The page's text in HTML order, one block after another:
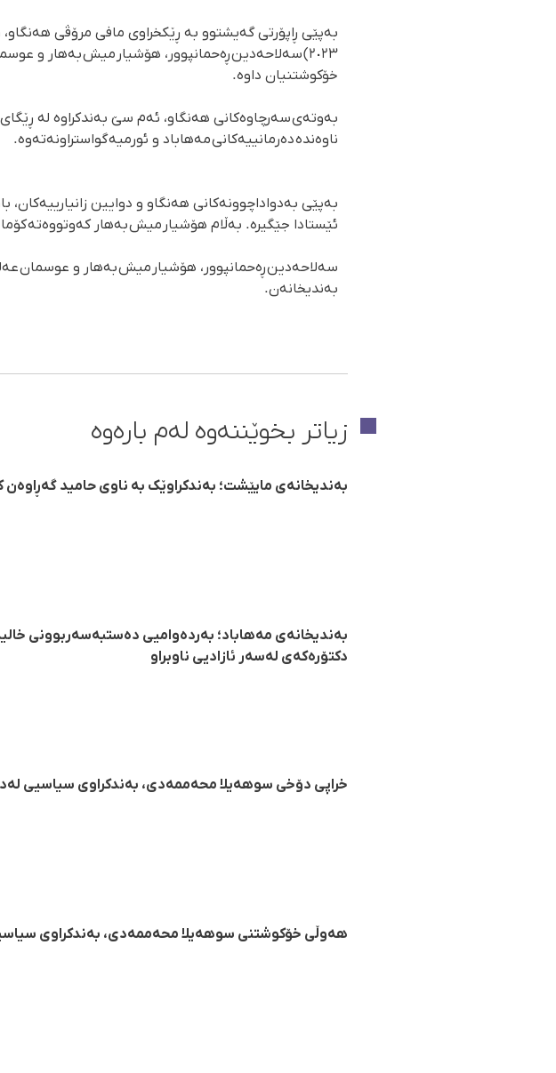
٢٠٢٣) سەلاحەدین ڕەحمانپوور، هۆشیار میش بەهار و
خۆکوشتنیان داوە.
بەوتەی سەرچاوەکانی هەنگاو، ئەم سێ بەندکراوە لە
ناوەندە دەرمانییەکانی مەهاباد و ئورمیە گواستراونەتەوە.
بەپێی بەدواداچوونەکانی هەنگاو و دوایین
ئێستادا جێگیرە. بەڵام هۆشیار میش بەهار کەوتووەتە
سەلاحەدین ڕەحمانپوور، هۆشیار میش بەهار و عوسمان
بەندیخانەن.
زیاتر بخوێننەوە لەم بارەوە
بەندیخانەی مایێشت؛ بەندکراوێک بە ناوی حامید گەڕاوەن
بەندیخانەی مەهاباد؛ بەردەوامیی دەستبەسەربوونی
دکتۆرەکەی لەسەر ئازادیی ناوبراو
خراپی دۆخی سوهەیلا محەممەدی، بەندکراوی سیاسیی
هەوڵی خۆکوشتنی سوهەیلا محەممەدی، بەندکراوی